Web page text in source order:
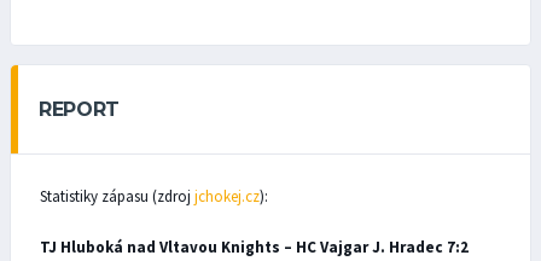
REPORT
Statistiky zápasu (zdroj jchokej.cz):
TJ Hluboká nad Vltavou Knights – HC Vajgar J. Hradec 7:2